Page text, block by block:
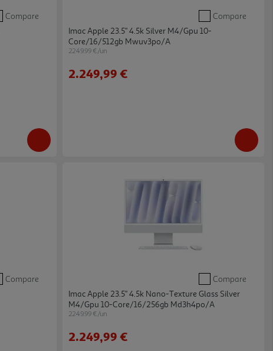
Compare
Compare
Imac Apple 23.5" 4.5k Silver M4/gpu 10-
Core/16/512gb Mwuv3po/a
2249.99 €/un
2.249,99 €
Compare
Compare
Imac Apple 23.5" 4.5k Nano-Texture Glass Silver
M4/gpu 10-Core/16/256gb Md3h4po/a
2249.99 €/un
2.249,99 €